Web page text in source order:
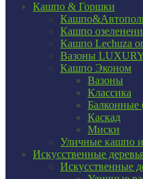
Кашпо & Горшки
Кашпо
Кашпо Lechuza
Вазоны
Кашпо Эконом
Вазоны
Классика
Балконные
Каскад
Миски
Уличные кашпо
Искусственные
Искусственные